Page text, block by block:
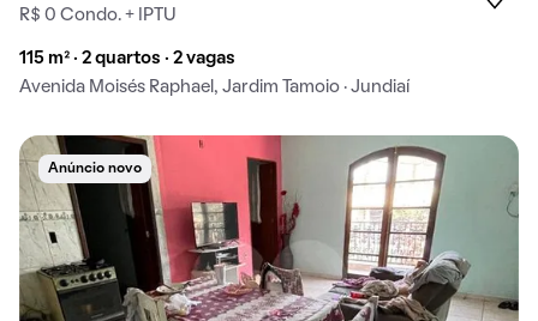
R$ 0 Condo. + IPTU
115 m² · 2 quartos · 2 vagas
Avenida Moisés Raphael, Jardim Tamoio · Jundiaí
Anúncio novo